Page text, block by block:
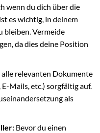
wenn du dich über die
es wichtig, in deinem
bleiben. Vermeide
da dies deine Position
relevanten Dokumente
Mails, etc.) sorgfältig auf.
als
Bevor du einen